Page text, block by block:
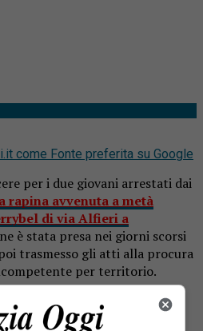
come Fonte preferita su Google
per i due giovani arrestati dai
rapina avvenuta a metà
di via Alfieri a
è stata presa nei giorni scorsi
trasmesso gli atti alla procura
per territorio.
per l’indagine